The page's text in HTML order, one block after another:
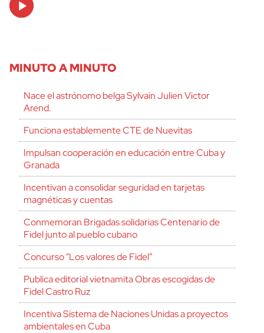
Player
MINUTO A MINUTO
Nace el astrónomo belga Sylvain Julien Victor
Arend.
Funciona establemente CTE de Nuevitas
Impulsan cooperación en educación entre Cuba y
Granada
Incentivan a consolidar seguridad en tarjetas
magnéticas y cuentas
Conmemoran Brigadas solidarias Centenario de
Fidel junto al pueblo cubano
Concurso “Los valores de Fidel”
Publica editorial vietnamita Obras escogidas de
Fidel Castro Ruz
Incentiva Sistema de Naciones Unidas a proyectos
ambientales en Cuba